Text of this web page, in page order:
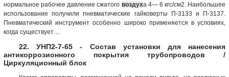
нормальное рабочее давление сжатого воздуха 4— 6 кгс/см2. Наибольшее
использование получили пневматические гайковерты П-3133 и П-3137.
Пневматический инструмент особенно широко применяется в условиях,
когда существует ...
22. УНП2-7-65 - Состав установки для нанесения
антикоррозионного покрытия трубопроводов /
Циркуляционный блок